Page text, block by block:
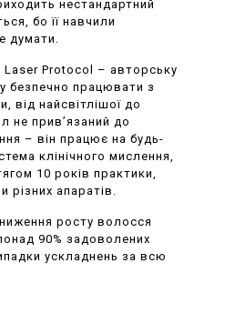
нестандартний
бо її навчили
думати.
Protocol – авторську
безпечно працювати з
від найсвітлішої до
не прив’язаний до
– він працює на будь-
клінічного мислення,
10 років практики,
апаратів.
росту волосся
90% задоволених
ускладнень за всю